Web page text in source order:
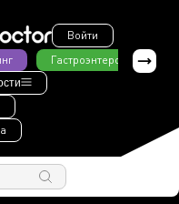
Войти
Гастроэнтерология